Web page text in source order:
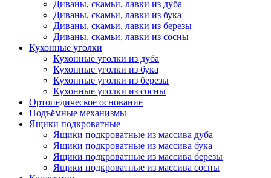
Диваны, скамьи, лавки из дуба
Диваны, скамьи, лавки из бука
Диваны, скамьи, лавки из березы
Диваны, скамьи, лавки из сосны
Кухонные уголки
Кухонные уголки из дуба
Кухонные уголки из бука
Кухонные уголки из березы
Кухонные уголки из сосны
Ортопедическое основание
Подъёмные механизмы
Ящики подкроватные
Ящики подкроватные из массива дуба
Ящики подкроватные из массива бука
Ящики подкроватные из массива березы
Ящики подкроватные из массива сосны